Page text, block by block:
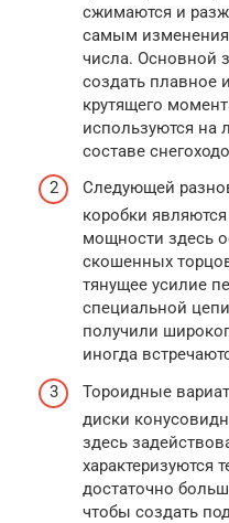
сжимаются и
самым изменения
числа. Основной
создать плавное
крутящего
используются на
составе
Следующей
коробки
мощности здесь
скошенных
тянущее усилие
специальной
получили
иногда
Тороидные
диски
здесь
характеризуются
достаточно
чтобы создать